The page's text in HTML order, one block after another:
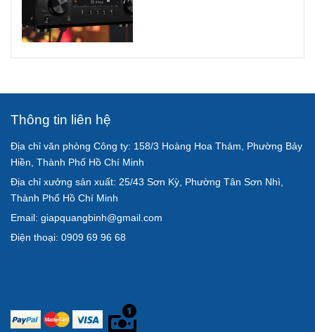
Thông tin liên hệ
Địa chỉ văn phòng Công ty: 158/3 Hoàng Hoa Thám, Phường Bảy
Hiền, Thành Phố Hồ Chí Minh
Địa chỉ xưởng sản xuất: 25/43 Sơn Kỳ, Phường Tân Sơn Nhì,
Thành Phố Hồ Chí Minh
Email: giapquangbinh@gmail.com
Điện thoại: 0909 69 96 68